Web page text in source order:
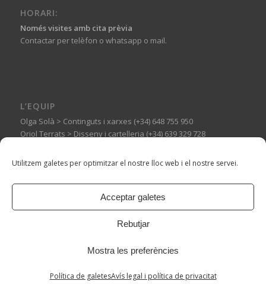
Utilitzem galetes per optimitzar el nostre lloc web i el nostre servei.
Acceptar galetes
Rebutjar
Mostra les preferències
Política de galetesAvís legal i política de privacitat
HORARI:
Només visites amb cita prèvia
Contactar per telèfon o whatsapp o mail.
L’EQUIP
Olga Solà > Continguts i xarxes (+34) 648 755 950
Oriol Terrats > Disseny i cartelleria (+34) 639 329 728